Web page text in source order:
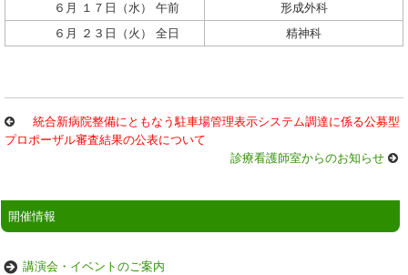
６月 １７日（水） 午前
形成外科
６月 ２３日（火） 全日
精神科
統合新病院整備にともなう駐車場管理表示システム調達に係る公募型
プロポーザル審査結果の公表について
診療看護師室からのお知らせ
開催情報
講演会・イベントのご案内